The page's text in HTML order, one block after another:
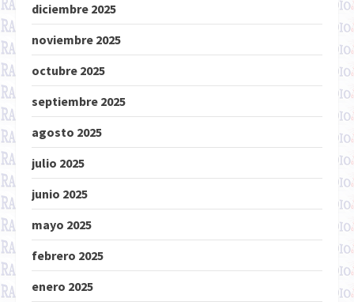
diciembre 2025
noviembre 2025
octubre 2025
septiembre 2025
agosto 2025
julio 2025
junio 2025
mayo 2025
febrero 2025
enero 2025